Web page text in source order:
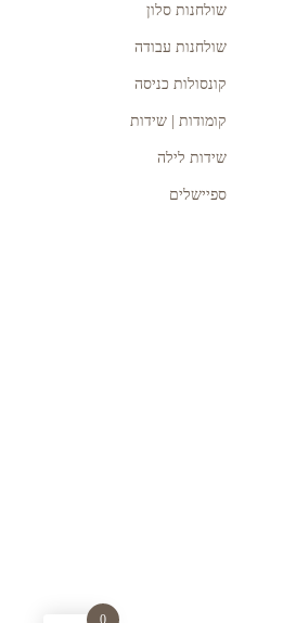
שולחנות סלון
שולחנות עבודה
קונסולות כניסה
קומודות | שידות
שידות לילה
ספיישלים
0